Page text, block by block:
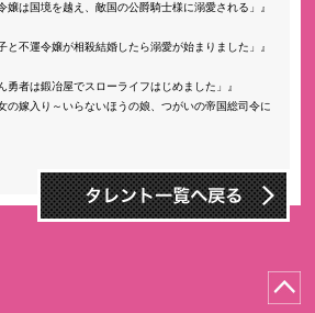
嬢は国境を越え、敵国の公爵騎士様に溺愛される」
と不運令嬢が相殺結婚したら溺愛が始まりました」
勇者は鍛冶屋でスローライフはじめました」
の嫁入り～いらないほうの娘、つがいの帝国総司令に